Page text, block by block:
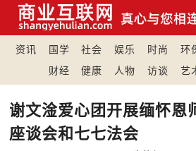
资讯 国学 社会 娱乐 时尚 环
财经
健康 人物 访谈 艺
谢文淦爱心团开展缅怀恩
座谈会和七七法会